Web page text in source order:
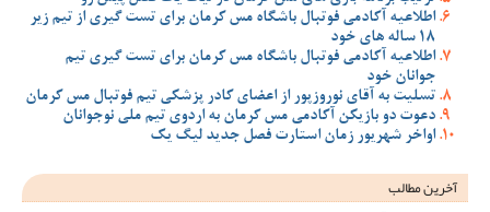
اطلاعیه آکادمی فوتبال باشگاه مس کرمان برای تست گیری از تیم زیر
18 ساله های خود
اطلاعیه آکادمی فوتبال باشگاه مس کرمان برای تست گیری تیم
جوانان خود
تسلیت به آقای نوروزپور از اعضای کادر پزشکی تیم فوتبال مس کرمان
دعوت دو بازیکن آکادمی مس کرمان به اردوی تیم ملی نوجوانان
اواخر شهریور زمان استارت فصل جدید لیگ یک
آخرین مطالب